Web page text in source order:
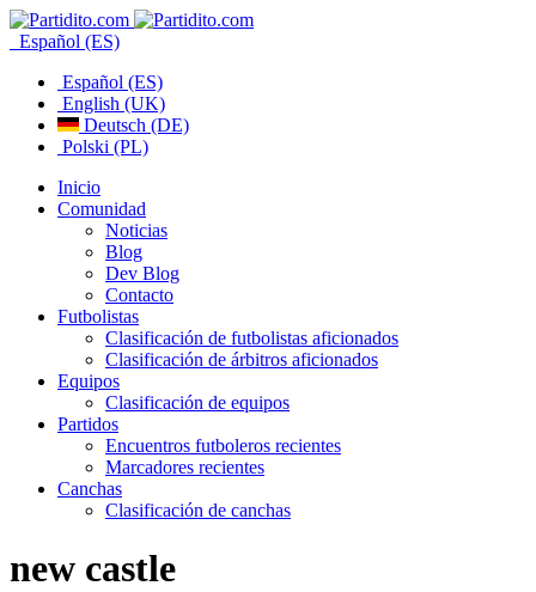
Español (ES)
Español (ES)
English (UK)
Deutsch (DE)
Polski (PL)
Inicio
Comunidad
Noticias
Blog
Dev Blog
Contacto
Futbolistas
Clasificación de futbolistas aficionados
Clasificación de árbitros aficionados
Equipos
Clasificación de equipos
Partidos
Encuentros futboleros recientes
Marcadores recientes
Canchas
Clasificación de canchas
new castle